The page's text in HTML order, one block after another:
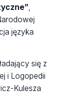
języka
się z
i Logopedii
Kulesza